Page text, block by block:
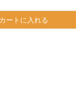
カートに入れる